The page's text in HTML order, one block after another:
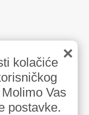
×
kolačiće
Vas
postavke.